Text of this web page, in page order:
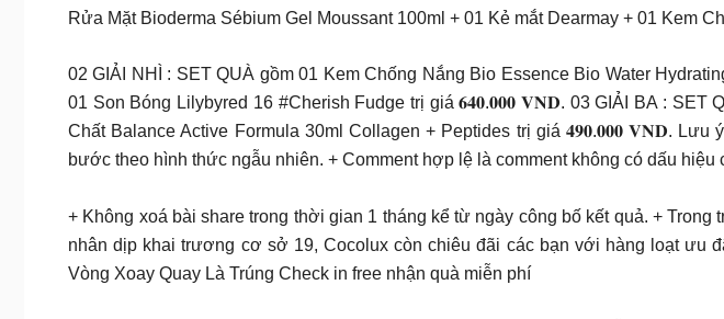
Rửa Mặt Bioderma Sébium Gel Moussant 100ml + 01 Kẻ mắt Dearmay + 01 Kem
02 GIẢI NHÌ : SET QUÀ gồm 01 Kem Chống Nắng Bio Essence Bio Water
01 Son Bóng Lilybyred 16 #Cherish Fudge trị giá 𝟔𝟒𝟎.𝟎𝟎𝟎 𝐕𝐍𝐃. 03 GIẢI BA : SET
Chất Balance Active Formula 30ml Collagen + Peptides trị giá 𝟒𝟗𝟎.𝟎𝟎𝟎 𝐕𝐍𝐃.
bước theo hình thức ngẫu nhiên. + Comment hợp lệ là comment không có dấu hiệu
+ Không xoá bài share trong thời gian 1 tháng kể từ ngày công bố kết quả. +
nhân dịp khai trương cơ sở 19, Cocolux còn chiêu đãi các bạn với hàng loạt ưu
Vòng Xoay Quay Là Trúng Check in free nhận quà miễn phí